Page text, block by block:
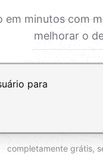
em minutos com
melhorar o
para adicionar uma
completamente grátis,